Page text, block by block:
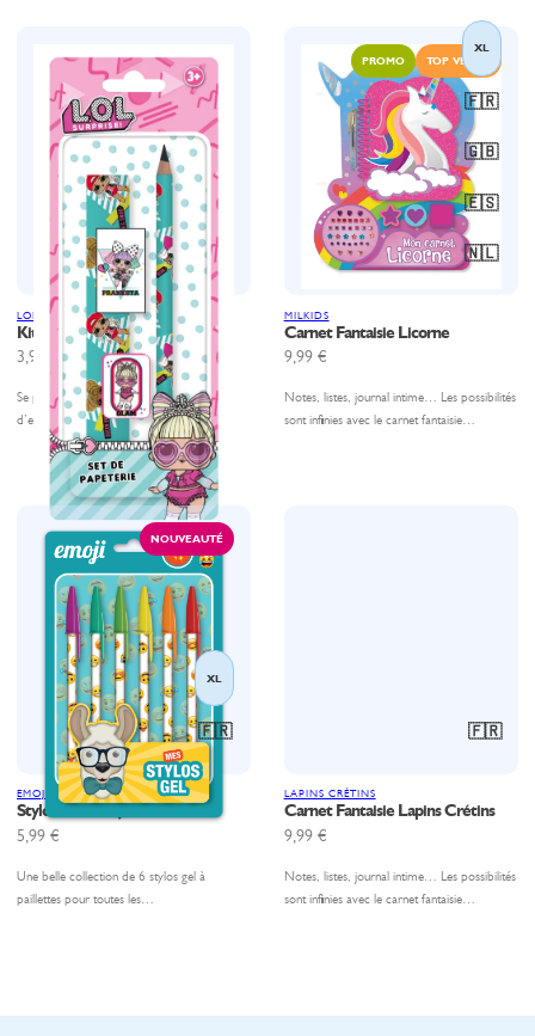
LOL! SURPRISE
Kit rentrée LOL
3,99
Se préparer pour la rentrée devient un jeu
d’enfant, avec la papeterie…
PROMO TOP VENTE
XL
🇫🇷
🇬🇧
🇪🇸
🇳🇱
MILKIDS
Carnet Fantaisie Licorne
9,99 €
Notes, listes, journal intime… Les possibilités
sont infinies avec le carnet fantaisie…
NOUVEAUTÉ
XL
🇫🇷
EMOJI
Stylos Gel emoji Lama
5,99€
Une belle collection de 6 stylos gel à
paillettes pour toutes les…
🇫🇷
LAPINS CRÉTINS
Carnet Fantaisie Lapins Crétins
9,99 €
Notes, listes, journal intime… Les possibilités
sont infinies avec le carnet fantaisie…